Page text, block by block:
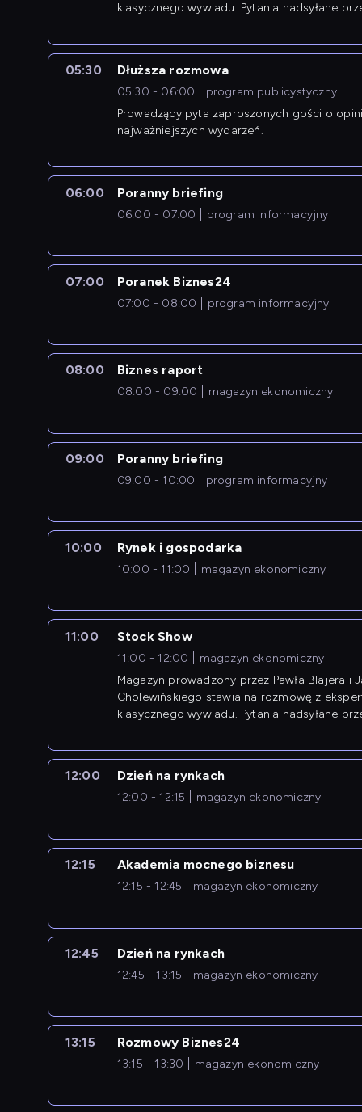
klasycznego wywiadu. Pytania nadsyłane
05:30 Dłuższa rozmowa
05:30 - 06:00
program publicystyczny
Prowadzący pyta zaproszonych gości o
najważniejszych wydarzeń.
06:00 Poranny briefing
06:00 - 07:00 program informacyjny
07:00 Poranek Biznes24
07:00 - 08:00 program informacyjny
08:00 Biznes raport
08:00 - 09:00 magazyn ekonomiczny
09:00 Poranny briefing
09:00 - 10:00 program informacyjny
10:00 Rynek i gospodarka
10:00 - 11:00 magazyn ekonomiczny
11:00 Stock Show
11:00 - 12:00
magazyn ekonomiczny
Magazyn prowadzony przez Pawła Blajera i
Cholewińskiego stawia na rozmowę z
klasycznego wywiadu. Pytania nadsyłane
12:00 Dzień na rynkach
12:00 - 12:15 magazyn ekonomiczny
12:15 Akademia mocnego biznesu
12:15 - 12:45 magazyn ekonomiczny
12:45 Dzień na rynkach
12:45 - 13:15 magazyn ekonomiczny
13:15 Rozmowy Biznes24
13:15 - 13:30 magazyn ekonomiczny